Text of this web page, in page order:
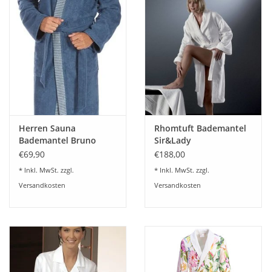
Herren Sauna
Bademantel Bruno
blue-rock
€69,90
* Inkl. MwSt. zzgl.
Versandkosten
Rhomtuft Bademantel
Sir&Lady
€188,00
* Inkl. MwSt. zzgl.
Versandkosten